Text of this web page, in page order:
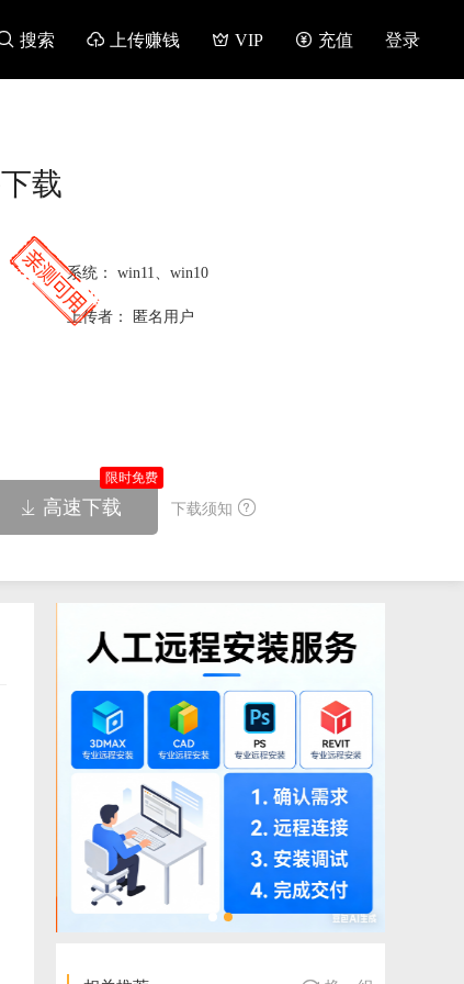
搜索  上传赚钱  VIP  充值 登录
载
系统： win11、win10
上传者： 匿名用户
 高速下载
限时免费
下载须知 